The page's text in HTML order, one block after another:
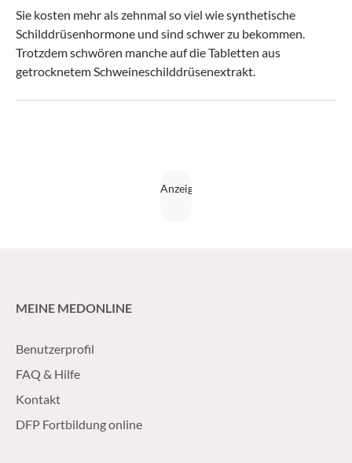
Sie kosten mehr als zehnmal so viel wie synthetische
Schilddrüsenhormone und sind schwer zu bekommen.
Trotzdem schwören manche auf die Tabletten aus
getrocknetem Schweineschilddrüsenextrakt.
MEINE MEDONLINE
Benutzerprofil
FAQ & Hilfe
Kontakt
DFP Fortbildung online